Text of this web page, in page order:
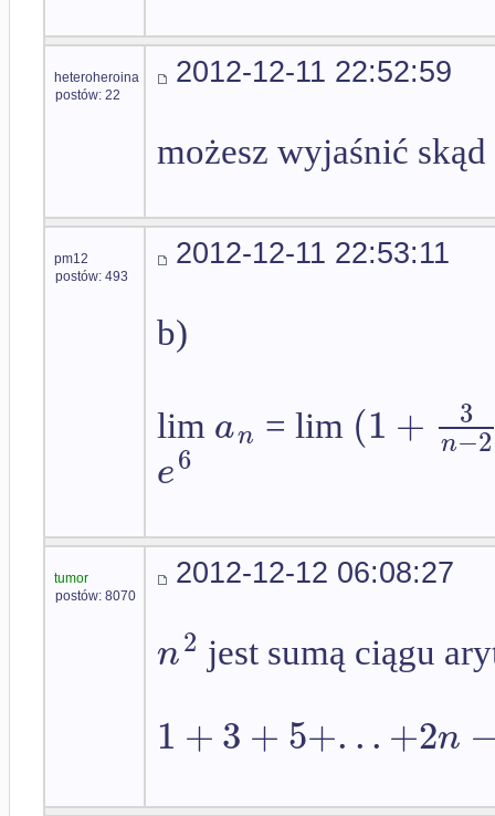
heteroheroina
postów: 22
2012-12-11 22:52:59
możesz wyjaśnić skąd
pm12
postów: 493
2012-12-11 22:53:11
b)
lim an = lim (1 + 3
n−2
e6
tumor
postów: 8070
2012-12-12 06:08:27
n2 jest sumą ciągu
1 +3+5+...+2n